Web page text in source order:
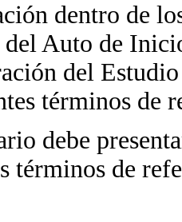
dentro de
Auto de
del
términos de
debe
términos de